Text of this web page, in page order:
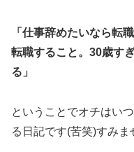
「仕事辞めたいなら転
転職すること。30歳す
る」
ということでオチはい
る日記です(苦笑)すみ